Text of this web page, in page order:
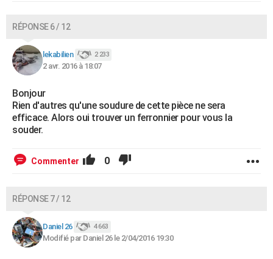
RÉPONSE 6 / 12
lekabilien 2 233
2 avr. 2016 à 18:07
Bonjour
Rien d'autres qu'une soudure de cette pièce ne sera
efficace. Alors oui trouver un ferronnier pour vous la
souder.
Commenter 0
RÉPONSE 7 / 12
Daniel 26 4 663
Modifié par Daniel 26 le 2/04/2016 19:30